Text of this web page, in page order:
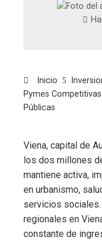
Inicio
Pymes
Públicas
Viena, capital de
los dos millones
mantiene activa,
en urbanismo,
servicios
regionales en
constante de